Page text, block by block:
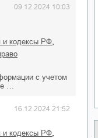
09.12.2024 10:03
и кодексы РФ
с учетом
…
16.12.2024 21:52
и кодексы РФ